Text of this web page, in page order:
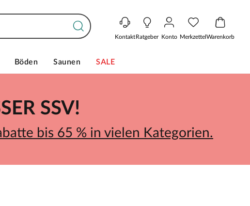
KontaktRatgeber Konto MerkzettelWarenkorb
Böden Saunen SALE
SSV!
bis 65 % in vielen Kategorien.